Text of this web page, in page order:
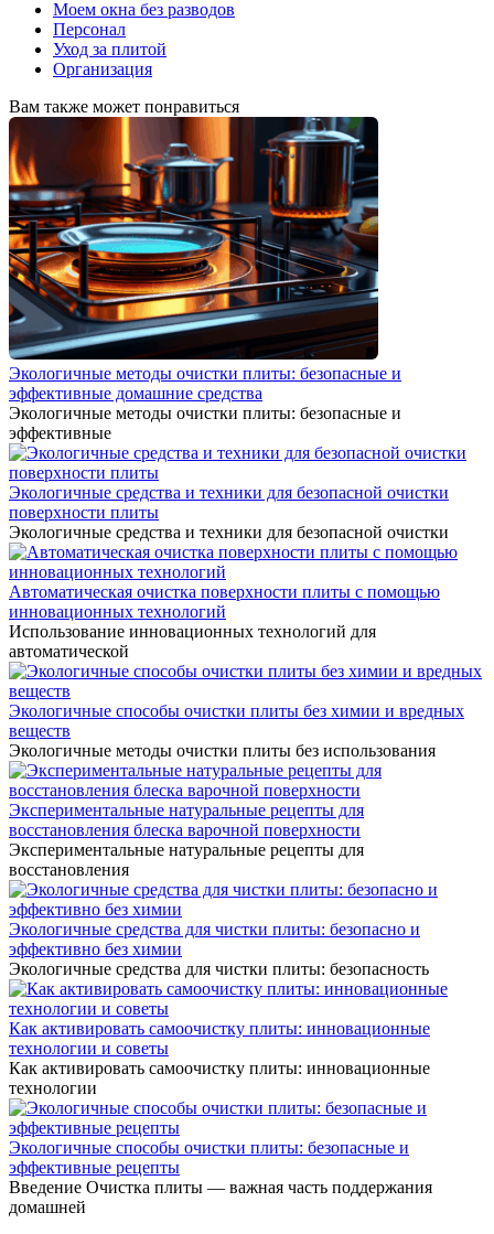
Моем окна без разводов
Персонал
Уход за плитой
Организация
Вам также может понравиться
Экологичные методы очистки плиты: безопасные и
эффективные домашние средства
Экологичные методы очистки плиты: безопасные и
эффективные
Экологичные средства и техники для безопасной очистки
поверхности плиты
Экологичные средства и техники для безопасной очистки
Автоматическая очистка поверхности плиты с помощью
инновационных технологий
Использование инновационных технологий для
автоматической
Экологичные способы очистки плиты без химии и вредных
веществ
Экологичные методы очистки плиты без использования
Экспериментальные натуральные рецепты для
восстановления блеска варочной поверхности
Экспериментальные натуральные рецепты для
восстановления
Экологичные средства для чистки плиты: безопасно и
эффективно без химии
Экологичные средства для чистки плиты: безопасность
Как активировать самоочистку плиты: инновационные
технологии и советы
Как активировать самоочистку плиты: инновационные
технологии
Экологичные способы очистки плиты: безопасные и
эффективные рецепты
Введение Очистка плиты — важная часть поддержания
домашней